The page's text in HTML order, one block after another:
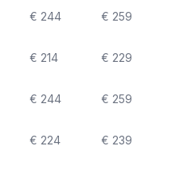
€ 244 € 259
€ 214 € 229
€ 244 € 259
€ 224 € 239